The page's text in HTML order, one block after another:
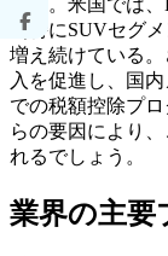
（特にSUVセグ
増え続けている
入を促進し、国
での税額控除プ
らの要因により
れるでしょう。
業界の主要